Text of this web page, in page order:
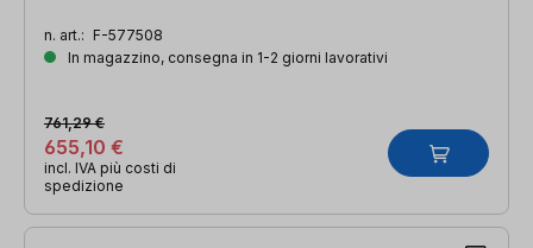
n. art.: F-577508
In magazzino, consegna in 1-2 giorni lavorativi
655,10 €
761,29 €
incl. IVA più costi di
spedizione